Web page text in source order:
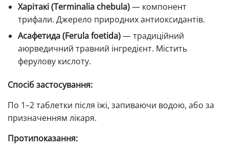
Харітакі (Terminalia chebula)— компонент
трифали. Джерело природних антиоксидантів.
Асафетида (Ferula foetida)— традиційний
аюрведичний травний інгредієнт. Містить
ферулову кислоту.
Спосіб застосування:
По 1–2 таблетки після їжі, запиваючи водою, або за
призначенням лікаря.
Протипоказання: